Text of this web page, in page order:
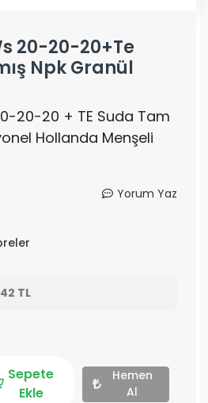
20-20-20+Te
Npk Granül
20-20 + TE Suda Tam
Hollanda Menşeli
Yorum Yaz
TL
Sepete
Ekle
Hemen
Al